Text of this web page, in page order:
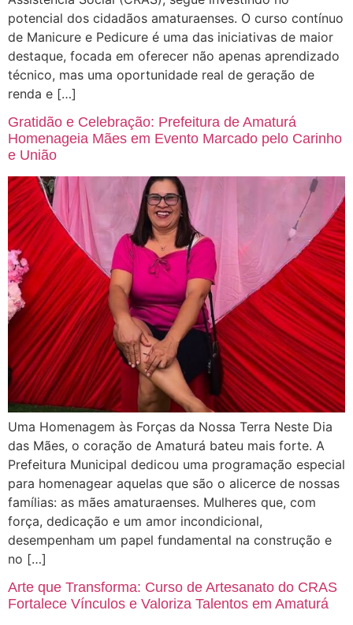
potencial dos cidadãos amaturaenses. O curso contínuo
de Manicure e Pedicure é uma das iniciativas de maior
destaque, focada em oferecer não apenas aprendizado
técnico, mas uma oportunidade real de geração de
renda e […]
Gratidão e Celebração: Prefeitura de Amaturá
Homenageia Mães em Evento Marcado pelo Carinho
e União
Uma Homenagem às Forças da Nossa Terra Neste Dia
das Mães, o coração de Amaturá bateu mais forte. A
Prefeitura Municipal dedicou uma programação especial
para homenagear aquelas que são o alicerce de nossas
famílias: as mães amaturaenses. Mulheres que, com
força, dedicação e um amor incondicional,
desempenham um papel fundamental na construção e
no […]
Arte que Transforma: Curso de Artesanato do CRAS
Fortalece Vínculos e Valoriza Talentos em Amaturá